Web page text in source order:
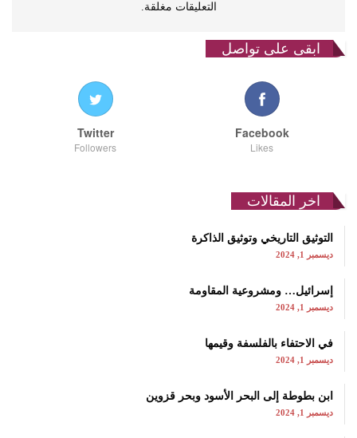
التعليقات مغلقة.
ابقى على تواصل
Facebook
Likes
Twitter
Followers
اخر المقالات
التوثيق التاريخي وتوثيق الذاكرة
ديسمبر 1, 2024
إسرائيل… ومشروعية المقاومة
ديسمبر 1, 2024
في الاحتفاء بالفلسفة وقيمها
ديسمبر 1, 2024
ابن بطوطة إلى البحر الأسود وبحر قزوين
ديسمبر 1, 2024